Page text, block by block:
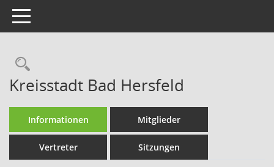
Toggle navigation
Rechercheauswahl
Kreisstadt Bad Hersfeld
Informationen Mitglieder
Vertreter Sitzungen